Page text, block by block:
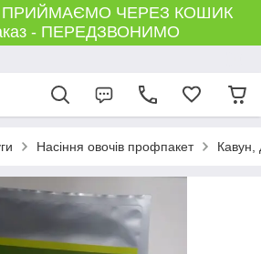
ЧЕРЕЗ КОШИК
- ПЕРЕДЗВОНИМО
Насіння овочів профпакет Кавун,